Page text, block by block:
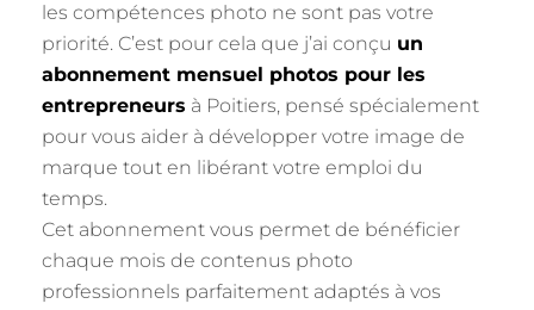
les compétences photo ne sont pas votre
priorité. C’est pour cela que j’ai conçu un
abonnement mensuel photos pour les
entrepreneurs à Poitiers, pensé spécialement
pour vous aider à développer votre image de
marque tout en libérant votre emploi du
temps.
Cet abonnement vous permet de bénéficier
chaque mois de contenus photo
professionnels parfaitement adaptés à vos